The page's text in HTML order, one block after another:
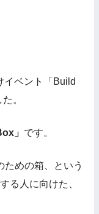
イベント「Build
。
」 です。
ための箱、という
る人に向けた、